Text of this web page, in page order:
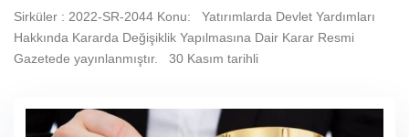
Sirküler : 2022-SR-2044 Konu: Yatırımlarda Devlet Yardımları
Hakkında Kararda Değişiklik Yapılmasına Dair Karar Resmi
Gazetede yayınlanmıştır. 30 Kasım tarihli